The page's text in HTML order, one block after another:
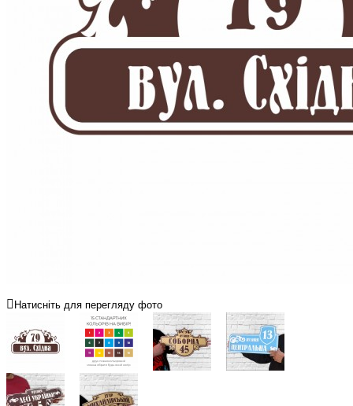
Натисніть для перегляду фото